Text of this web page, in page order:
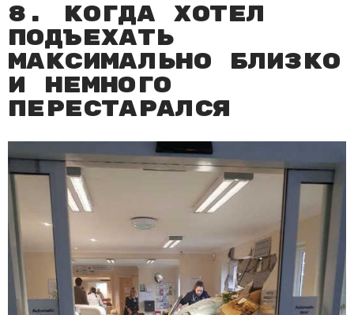
8. Когда хотел
подъехать
максимально близко
и немного
перестарался